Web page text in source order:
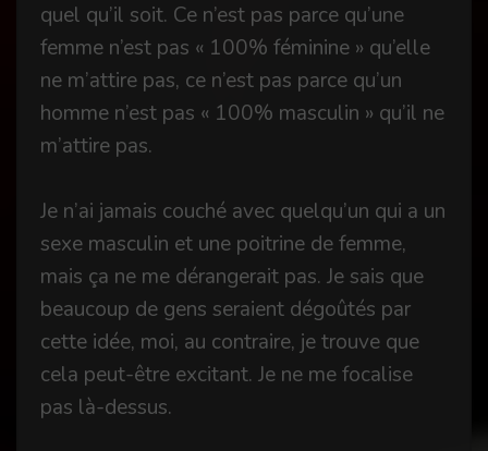
quel qu’il soit. Ce n’est pas parce qu’une
femme n’est pas « 100% féminine » qu’elle
ne m’attire pas, ce n’est pas parce qu’un
homme n’est pas « 100% masculin » qu’il ne
m’attire pas.
Je n’ai jamais couché avec quelqu’un qui a un
sexe masculin et une poitrine de femme,
mais ça ne me dérangerait pas. Je sais que
beaucoup de gens seraient dégoûtés par
cette idée, moi, au contraire, je trouve que
cela peut-être excitant. Je ne me focalise
pas là-dessus.